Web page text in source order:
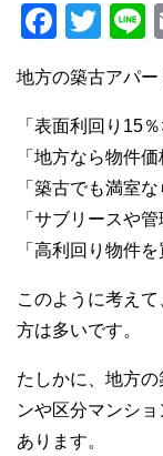
F
c
e
b
o
o
k
T
tt
er
地方の築古アパー
「表面利回り15
「地方なら物件
「築古でも満室
「サブリースや
「高利回り物件
このように考え
方は多いです。
たしかに、地方
ンや区分マンシ
あります。